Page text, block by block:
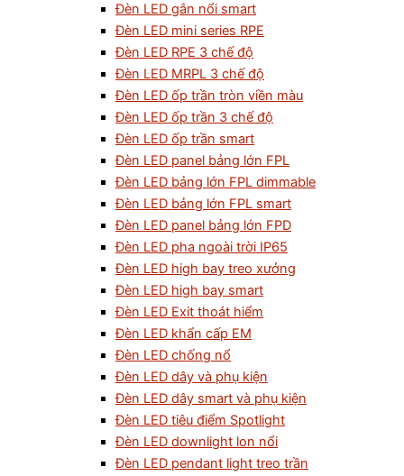
Đèn LED gắn nổi smart
Đèn LED mini series RPE
Đèn LED RPE 3 chế độ
Đèn LED MRPL 3 chế độ
Đèn LED ốp trần tròn viền màu
Đèn LED ốp trần 3 chế độ
Đèn LED ốp trần smart
Đèn LED panel bảng lớn FPL
Đèn LED bảng lớn FPL dimmable
Đèn LED bảng lớn FPL smart
Đèn LED panel bảng lớn FPD
Đèn LED pha ngoài trời IP65
Đèn LED high bay treo xưởng
Đèn LED high bay smart
Đèn LED Exit thoát hiểm
Đèn LED khẩn cấp EM
Đèn LED chống nổ
Đèn LED dây và phụ kiện
Đèn LED dây smart và phụ kiện
Đèn LED tiêu điểm Spotlight
Đèn LED downlight lon nổi
Đèn LED pendant light treo trần